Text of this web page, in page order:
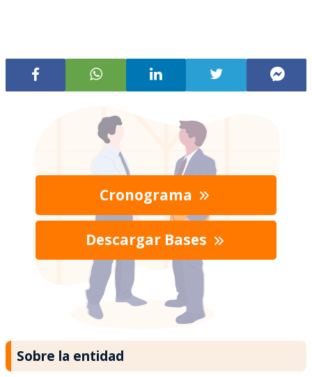
Cronograma
Descargar Bases
Sobre la entidad